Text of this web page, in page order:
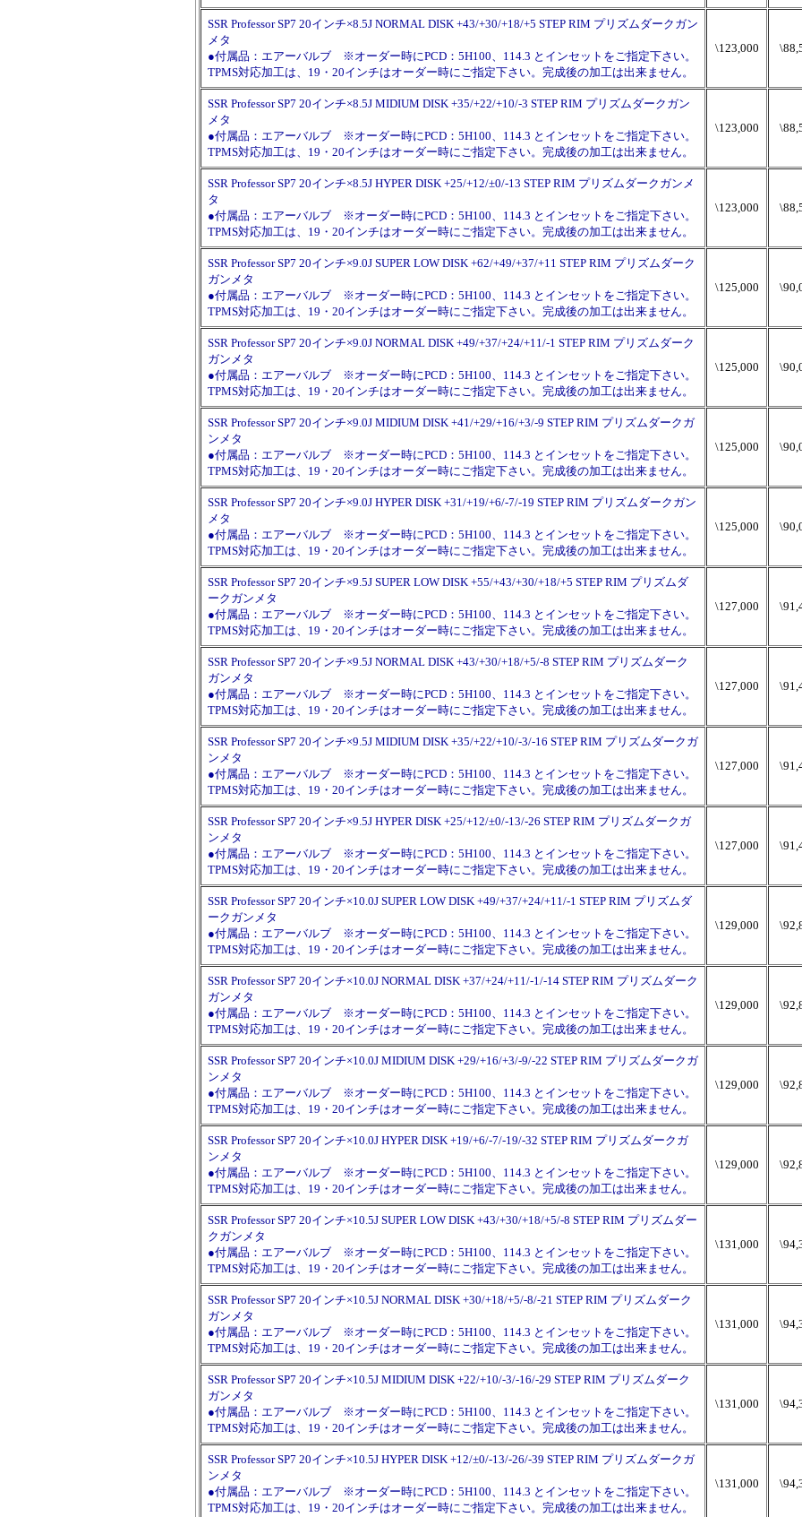
SSR Professor SP7 20インチ×8.5J NORMAL DISK +43/+30/+18/+5 STEP RIM プリズムダークガン
メタ
●付属品：エアーバルブ ※オーダー時にPCD：5H100、114.3 とインセットをご指定下さい。
TPMS対応加工は、19・20インチはオーダー時にご指定下さい。完成後の加工は出来ません。
\123,000
SSR Professor SP7 20インチ×8.5J MIDIUM DISK +35/+22/+10/-3 STEP RIM プリズムダークガン
メタ
●付属品：エアーバルブ ※オーダー時にPCD：5H100、114.3 とインセットをご指定下さい。
TPMS対応加工は、19・20インチはオーダー時にご指定下さい。完成後の加工は出来ません。
\123,000
SSR Professor SP7 20インチ×8.5J HYPER DISK +25/+12/±0/-13 STEP RIM プリズムダークガンメ
タ
●付属品：エアーバルブ ※オーダー時にPCD：5H100、114.3 とインセットをご指定下さい。
TPMS対応加工は、19・20インチはオーダー時にご指定下さい。完成後の加工は出来ません。
\123,000
SSR Professor SP7 20インチ×9.0J SUPER LOW DISK +62/+49/+37/+11 STEP RIM プリズムダーク
ガンメタ
●付属品：エアーバルブ ※オーダー時にPCD：5H100、114.3 とインセットをご指定下さい。
TPMS対応加工は、19・20インチはオーダー時にご指定下さい。完成後の加工は出来ません。
\125,000
SSR Professor SP7 20インチ×9.0J NORMAL DISK +49/+37/+24/+11/-1 STEP RIM プリズムダーク
ガンメタ
●付属品：エアーバルブ ※オーダー時にPCD：5H100、114.3 とインセットをご指定下さい。
TPMS対応加工は、19・20インチはオーダー時にご指定下さい。完成後の加工は出来ません。
\125,000
SSR Professor SP7 20インチ×9.0J MIDIUM DISK +41/+29/+16/+3/-9 STEP RIM プリズムダークガ
ンメタ
●付属品：エアーバルブ ※オーダー時にPCD：5H100、114.3 とインセットをご指定下さい。
TPMS対応加工は、19・20インチはオーダー時にご指定下さい。完成後の加工は出来ません。
\125,000
SSR Professor SP7 20インチ×9.0J HYPER DISK +31/+19/+6/-7/-19 STEP RIM プリズムダークガン
メタ
●付属品：エアーバルブ ※オーダー時にPCD：5H100、114.3 とインセットをご指定下さい。
TPMS対応加工は、19・20インチはオーダー時にご指定下さい。完成後の加工は出来ません。
\125,000
SSR Professor SP7 20インチ×9.5J SUPER LOW DISK +55/+43/+30/+18/+5 STEP RIM プリズムダ
ークガンメタ
●付属品：エアーバルブ ※オーダー時にPCD：5H100、114.3 とインセットをご指定下さい。
TPMS対応加工は、19・20インチはオーダー時にご指定下さい。完成後の加工は出来ません。
\127,000
SSR Professor SP7 20インチ×9.5J NORMAL DISK +43/+30/+18/+5/-8 STEP RIM プリズムダーク
ガンメタ
●付属品：エアーバルブ ※オーダー時にPCD：5H100、114.3 とインセットをご指定下さい。
TPMS対応加工は、19・20インチはオーダー時にご指定下さい。完成後の加工は出来ません。
\127,000
SSR Professor SP7 20インチ×9.5J MIDIUM DISK +35/+22/+10/-3/-16 STEP RIM プリズムダークガ
ンメタ
●付属品：エアーバルブ ※オーダー時にPCD：5H100、114.3 とインセットをご指定下さい。
TPMS対応加工は、19・20インチはオーダー時にご指定下さい。完成後の加工は出来ません。
\127,000
SSR Professor SP7 20インチ×9.5J HYPER DISK +25/+12/±0/-13/-26 STEP RIM プリズムダークガ
ンメタ
●付属品：エアーバルブ ※オーダー時にPCD：5H100、114.3 とインセットをご指定下さい。
TPMS対応加工は、19・20インチはオーダー時にご指定下さい。完成後の加工は出来ません。
\127,000
SSR Professor SP7 20インチ×10.0J SUPER LOW DISK +49/+37/+24/+11/-1 STEP RIM プリズムダ
ークガンメタ
●付属品：エアーバルブ ※オーダー時にPCD：5H100、114.3 とインセットをご指定下さい。
TPMS対応加工は、19・20インチはオーダー時にご指定下さい。完成後の加工は出来ません。
\129,000
SSR Professor SP7 20インチ×10.0J NORMAL DISK +37/+24/+11/-1/-14 STEP RIM プリズムダーク
ガンメタ
●付属品：エアーバルブ ※オーダー時にPCD：5H100、114.3 とインセットをご指定下さい。
TPMS対応加工は、19・20インチはオーダー時にご指定下さい。完成後の加工は出来ません。
\129,000
SSR Professor SP7 20インチ×10.0J MIDIUM DISK +29/+16/+3/-9/-22 STEP RIM プリズムダークガ
ンメタ
●付属品：エアーバルブ ※オーダー時にPCD：5H100、114.3 とインセットをご指定下さい。
TPMS対応加工は、19・20インチはオーダー時にご指定下さい。完成後の加工は出来ません。
\129,000
SSR Professor SP7 20インチ×10.0J HYPER DISK +19/+6/-7/-19/-32 STEP RIM プリズムダークガ
ンメタ
●付属品：エアーバルブ ※オーダー時にPCD：5H100、114.3 とインセットをご指定下さい。
TPMS対応加工は、19・20インチはオーダー時にご指定下さい。完成後の加工は出来ません。
\129,000
SSR Professor SP7 20インチ×10.5J SUPER LOW DISK +43/+30/+18/+5/-8 STEP RIM プリズムダー
クガンメタ
●付属品：エアーバルブ ※オーダー時にPCD：5H100、114.3 とインセットをご指定下さい。
TPMS対応加工は、19・20インチはオーダー時にご指定下さい。完成後の加工は出来ません。
\131,000
SSR Professor SP7 20インチ×10.5J NORMAL DISK +30/+18/+5/-8/-21 STEP RIM プリズムダーク
ガンメタ
●付属品：エアーバルブ ※オーダー時にPCD：5H100、114.3 とインセットをご指定下さい。
TPMS対応加工は、19・20インチはオーダー時にご指定下さい。完成後の加工は出来ません。
\131,000
SSR Professor SP7 20インチ×10.5J MIDIUM DISK +22/+10/-3/-16/-29 STEP RIM プリズムダーク
ガンメタ
●付属品：エアーバルブ ※オーダー時にPCD：5H100、114.3 とインセットをご指定下さい。
TPMS対応加工は、19・20インチはオーダー時にご指定下さい。完成後の加工は出来ません。
\131,000
SSR Professor SP7 20インチ×10.5J HYPER DISK +12/±0/-13/-26/-39 STEP RIM プリズムダークガ
ンメタ
●付属品：エアーバルブ ※オーダー時にPCD：5H100、114.3 とインセットをご指定下さい。
TPMS対応加工は、19・20インチはオーダー時にご指定下さい。完成後の加工は出来ません。
\131,000